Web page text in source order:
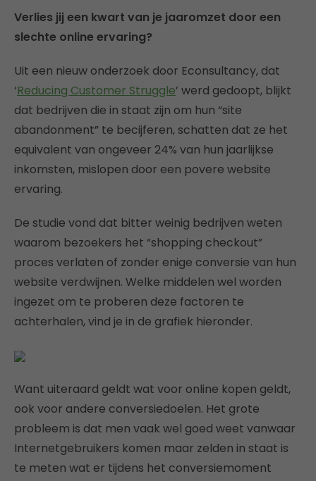
Verlies jij een kwart van je jaaromzet door een
slechte online ervaring?
Uit een nieuw onderzoek door Econsultancy, dat
‘Reducing Customer Struggle’ werd gedoopt, blijkt
dat bedrijven die in staat zijn om hun “site
abandonment” te becijferen, schatten dat ze het
equivalent van ongeveer 24% van hun jaarlijkse
inkomsten, mislopen door een povere website
ervaring.
De studie vond dat bitter weinig bedrijven weten
waarom bezoekers het “shopping checkout”
proces verlaten of zonder enige conversie van hun
website verdwijnen. Welke middelen wel worden
ingezet om te proberen deze factoren te
achterhalen, vind je in de grafiek hieronder.
Want uiteraard geldt wat voor online kopen geldt,
ook voor andere conversiedoelen. Het grote
probleem is dat men vaak wel goed weet vanwaar
Internetgebruikers komen maar zelden in staat is
te meten wat er tijdens het conversiemoment